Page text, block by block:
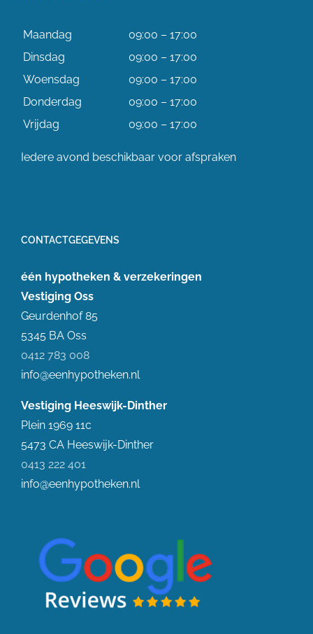
Maandag
09:00 – 17:00
Dinsdag
09:00 – 17:00
Woensdag
09:00 – 17:00
Donderdag
09:00 – 17:00
Vrijdag
09:00 – 17:00
Iedere avond beschikbaar voor afspraken
CONTACTGEGEVENS
één hypotheken & verzekeringen
Vestiging Oss
Geurdenhof 85
5345 BA Oss
0412 783 008
info@eenhypotheken.nl
Vestiging Heeswijk-Dinther
Plein 1969 11c
5473 CA Heeswijk-Dinther
0413 222 401
info@eenhypotheken.nl